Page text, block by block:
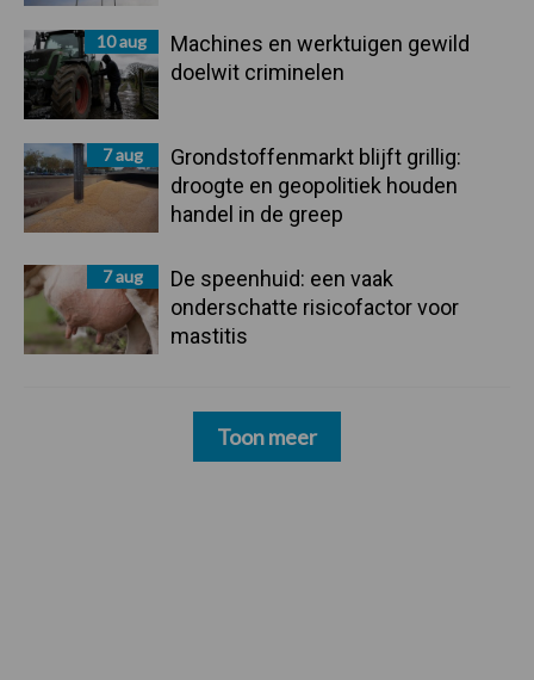
10 aug
Machines en werktuigen gewild
doelwit criminelen
7 aug
Grondstoffenmarkt blijft grillig:
droogte en geopolitiek houden
handel in de greep
7 aug
De speenhuid: een vaak
onderschatte risicofactor voor
mastitis
Toon meer